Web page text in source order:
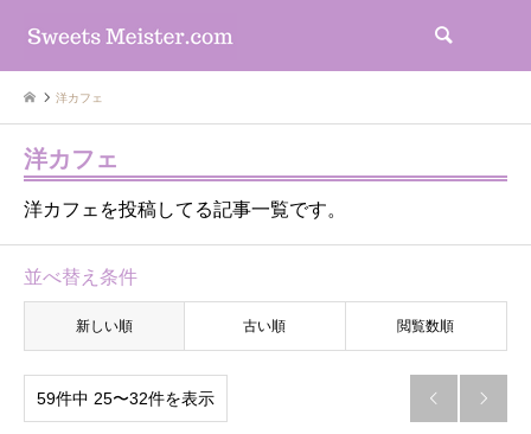
洋カフェ
洋カフェ
洋カフェを投稿してる記事一覧です。
並べ替え条件
新しい順 古い順 閲覧数順
59件中 25〜32件を表示  